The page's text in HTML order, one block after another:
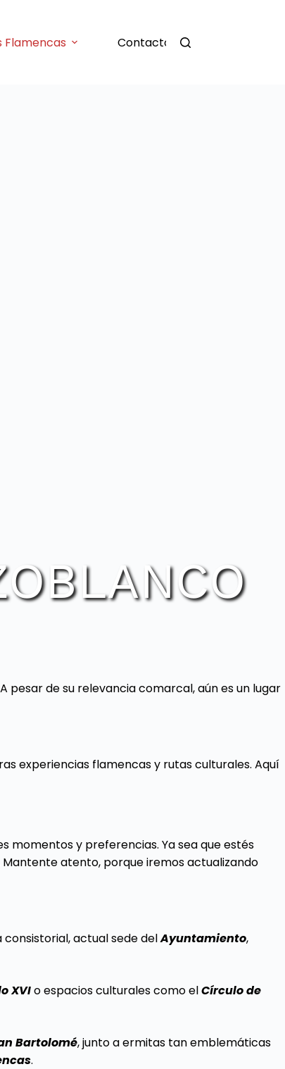
Flamencas Contacto
pesar de su relevancia comarcal, aún es un lugar
experiencias flamencas y rutas culturales. Aquí
momentos y preferencias. Ya sea que estés
atento, porque iremos actualizando
consistorial, actual sede delAyuntamiento,
XVIo espacios culturales como elCírculo de
Bartolomé, junto a ermitas tan emblemáticas
.